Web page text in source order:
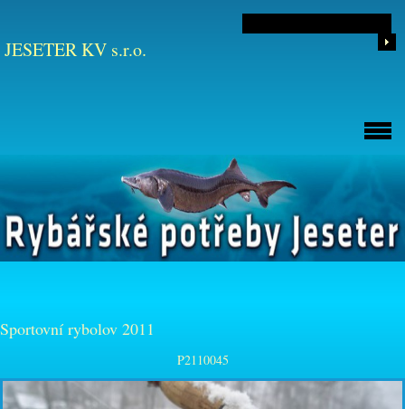
JESETER KV s.r.o.
Sportovní rybolov 2011
P2110045